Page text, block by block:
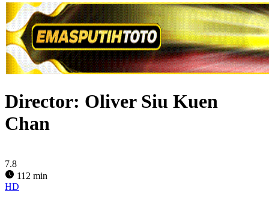
Director: Oliver Siu Kuen
Chan
7.8
112 min
HD